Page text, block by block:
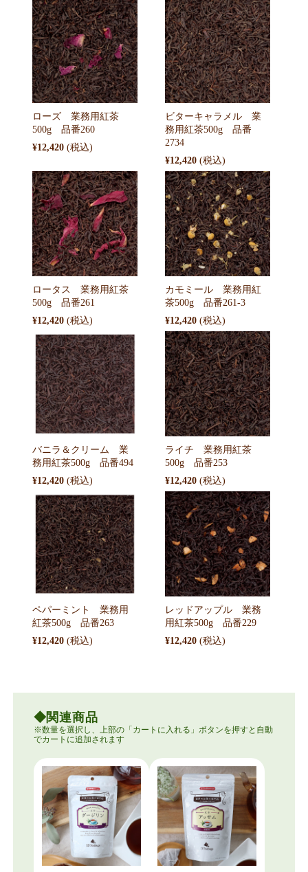
ローズ 業務用紅茶
500g 品番260
¥12,420
ビターキャラメル 業
務用紅茶500g 品番
2734
¥12,420
ロータス 業務用紅茶
500g 品番261
¥12,420
カモミール 業務用紅
茶500g 品番261-3
¥12,420
バニラ＆クリーム 業
務用紅茶500g 品番494
¥12,420
ライチ 業務用紅茶
500g 品番253
¥12,420
ペパーミント 業務用
紅茶500g 品番263
¥12,420
レッドアップル 業務
用紅茶500g 品番229
¥12,420
関連商品